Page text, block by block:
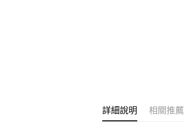
詳細說明 相關推薦